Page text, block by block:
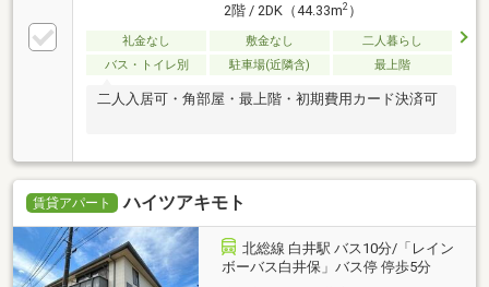
2階 / 2DK（44.33m2）
礼金なし 敷金なし
二人暮らし
バス・トイレ別
駐車場(近隣含) 最上階
二人入居可・角部屋・最上階・初期費用カード決済可
賃貸アパート ハイツアキモト
北総線 白井駅 バス10分/「レイン
ボーバス白井保」バス停 停歩5分